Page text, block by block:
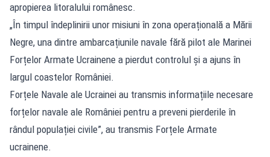
apropierea litoralului românesc.
„În timpul îndeplinirii unor misiuni în zona operațională a Mării
Negre, una dintre ambarcațiunile navale fără pilot ale Marinei
Forțelor Armate Ucrainene a pierdut controlul și a ajuns în
largul coastelor României.
Forțele Navale ale Ucrainei au transmis informațiile necesare
forțelor navale ale României pentru a preveni pierderile în
rândul populației civile”, au transmis Forțele Armate
ucrainene.